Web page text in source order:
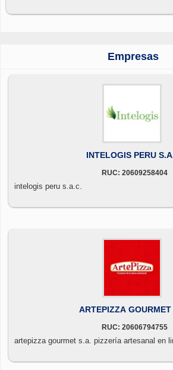
Empresas
INTELOGIS PERU
RUC: 20609258404
intelogis peru s.a.c.
ARTEPIZZA GOURMET
RUC: 20606794755
artepizza gourmet s.a. pizzería artesanal en